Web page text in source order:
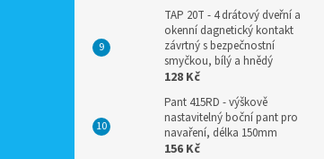
TAP 20T - 4 drátový dveřní a
okenní dagnetický kontakt
závrtný s bezpečnostní
smyčkou, bílý a hnědý
128 Kč
Pant 415RD - výškově
nastavitelný boční pant pro
navaření, délka 150mm
156 Kč